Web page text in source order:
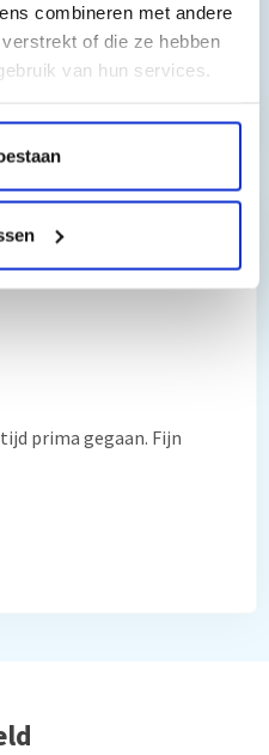
combineren met andere
of die ze hebben
van hun services.
prima gegaan. Fijn